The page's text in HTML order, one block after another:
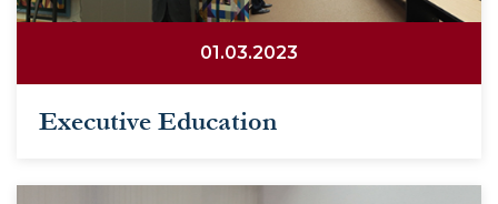
01.03.2023
Executive Education